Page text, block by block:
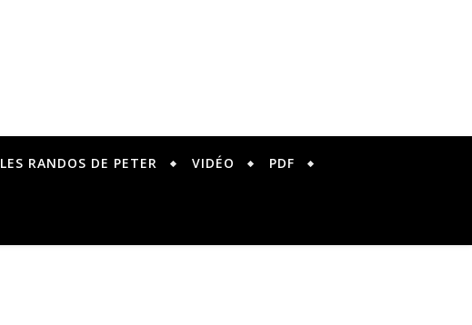
LES RANDOS DE PETER VIDÉO PDF